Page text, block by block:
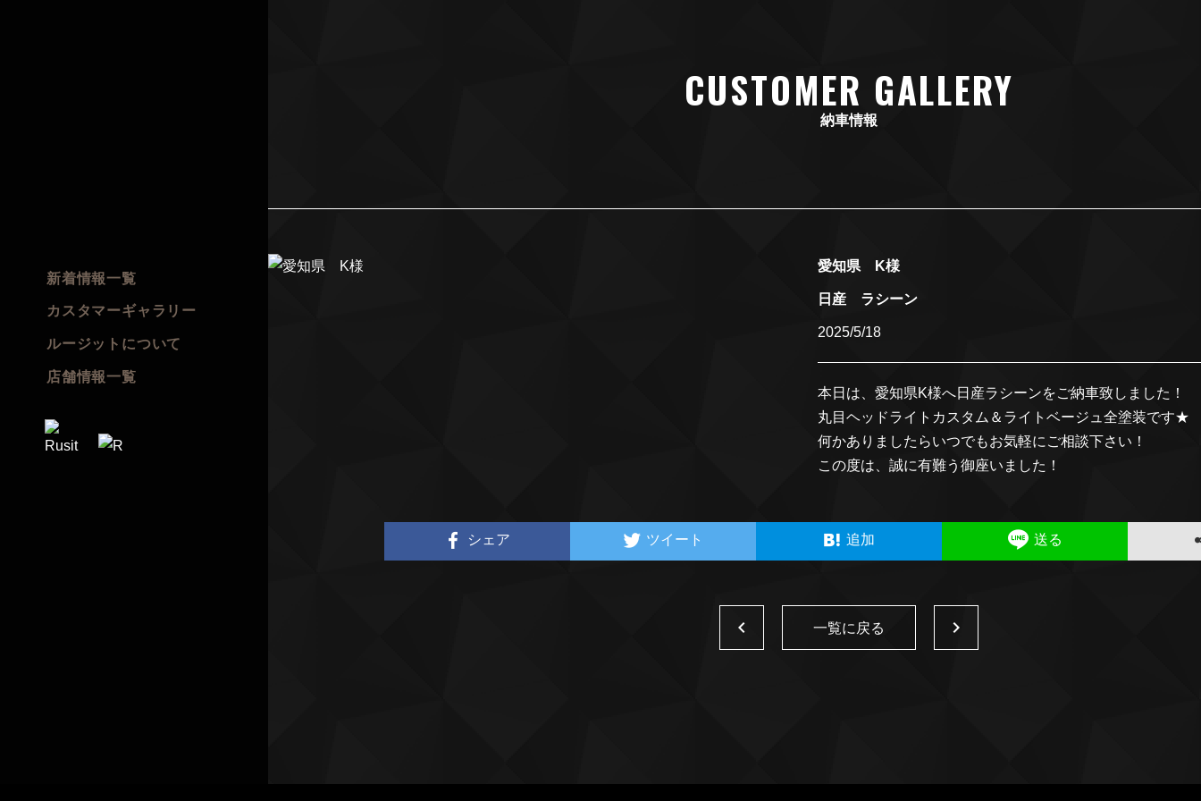
新着情報一覧
カスタマーギャラリー
ルージットについて
店舗情報一覧
CUSTOMER GALLERY
納車情報
愛知県 K様
日産 ラシーン
2025/5/18
本日は、愛知県K様へ日産ラシーンをご納車致しました！
丸目ヘッドライトカスタム＆ライトベージュ全塗装です★
何かありましたらいつでもお気軽にご相談下さい！
この度は、誠に有難う御座いました！
シェア ツイート 追加 送る
一覧に戻る